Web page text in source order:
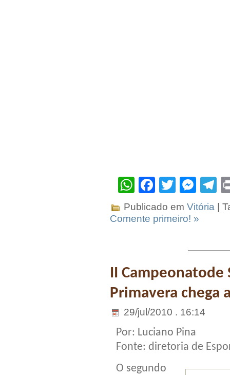
WhatsApp
Facebook
Twitter
Publicado em Vitória |
Comente primeiro! »
II Campeonatode
Primavera chega
29/jul/2010 . 16:14
Por: Luciano Pina
Fonte: diretoria de
O segundo